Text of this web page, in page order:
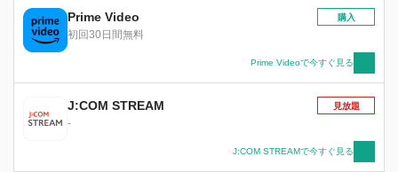
Prime Video
初回30日間無料
購入
Prime Videoで今すぐ見る
J:COM STREAM
-
見放題
J:COM STREAMで今すぐ見る